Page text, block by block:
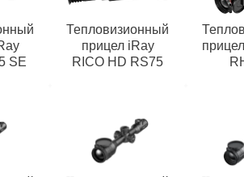
SE
Тепловизионный
прицел iRay
RICO HD RS75